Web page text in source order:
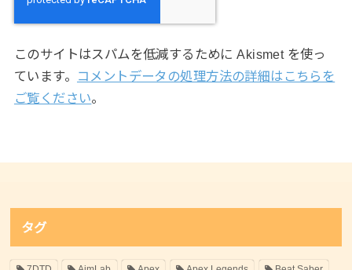
このサイトはスパムを低減するために Akismet を使っ
ています。
コメントデータの処理方法の詳細はこちらを
ご覧ください。
タグ